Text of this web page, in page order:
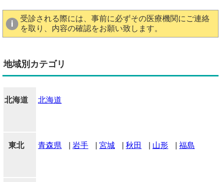
受診される際には、事前に必ずその医療機関にご連絡
を取り、内容の確認をお願い致します。
地域別カテゴリ
北海道 北海道
東北 青森県 岩手 宮城 秋田 山形 福島